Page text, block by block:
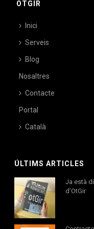
OTGIR
Inici
Serveis
Blog
Nosaltres
Contacte
Portal
Català
ÚLTIMS ARTICLES
Ja està
d’OtGir